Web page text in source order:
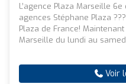
L’agence Plaza Marseille
agences Stéphane Plaza
Plaza de France!
Marseille du lundi au
Voir